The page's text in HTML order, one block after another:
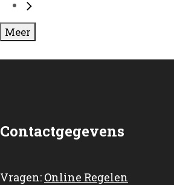
Meer
Contactgegevens
Vragen: Online Regelen